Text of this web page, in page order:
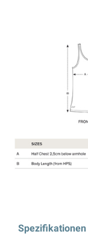
Spezifikationen